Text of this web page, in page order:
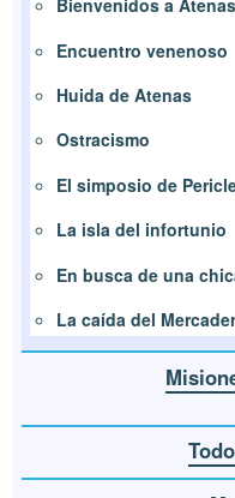
Bienvenidos a Atenas
Encuentro venenoso
Huida de Atenas
Ostracismo
El simposio de
La isla del infortunio
En busca de una
La caída del